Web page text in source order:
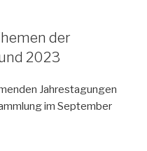
der
2023
Jahrestagungen
im September